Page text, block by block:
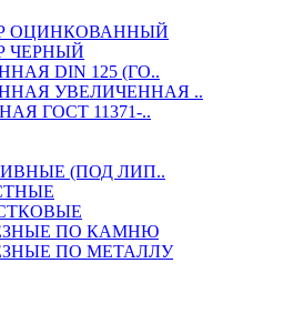
ОЦИНКОВАННЫЙ
ЧЕРНЫЙ
DIN 125 (ГО..
УВЕЛИЧЕННАЯ ..
ГОСТ 11371-..
(ПОД ЛИП..
ПО КАМНЮ
ПО МЕТАЛЛУ